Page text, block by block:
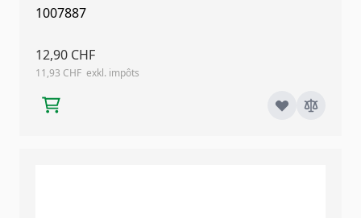
1007887
12,90 CHF
11,93 CHF